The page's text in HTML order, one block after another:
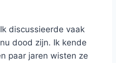
discussieerde vaak
dood zijn. Ik kende
paar jaren wisten ze